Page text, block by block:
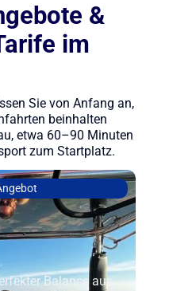
&
im
Sie von Anfang an,
beinhalten
etwa 60–90 Minuten
zum Startplatz.
Balance aus